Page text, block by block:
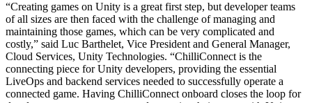
Achats intégrés
Gérer IAP entre les magasins et D2C
Monétisation
Connectez les joueurs avec les bons jeux
Faites de la publicité avec Unity
Monétisez avec Unity
Cas d’utilisation
Démos
Démos, échantillons et éléments de base
Toutes les ressources
Nouveautés
Blog
Mises à jour, informations et conseils techniques
Pour les enseignants
Boostez votre enseignement
Licence d'enseignement subventionnée
Apportez la puissance de Unity à votre institution
“Creating games on Unity is a great first step, but developer teams
of all sizes are then faced with the challenge of managing and
maintaining those games, which can be very complicated and
costly,” said Luc Barthelet, Vice President and General Manager,
Cloud Services, Unity Technologies. “ChilliConnect is the
connecting piece for Unity developers, providing the essential
LiveOps and backend services needed to successfully operate a
connected game. Having ChilliConnect onboard closes the loop for